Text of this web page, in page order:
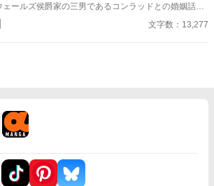
ェールズ侯爵家の三男であるコンラッドとの婚姻話が
、バトワール財閥、ひいては会社の経営に携わる兄の
受ける覚悟をする。 だが、今目の前では兄の
文字数：13,277